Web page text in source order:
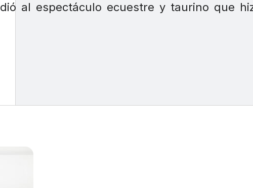
al espectáculo ecuestre y taurino que